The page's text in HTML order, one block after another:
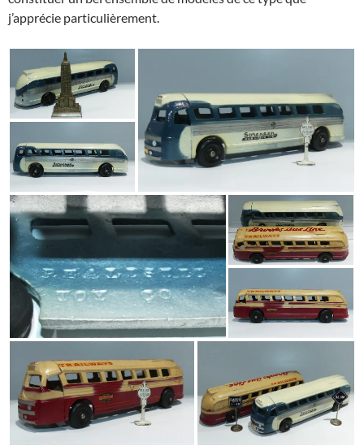
j’apprécie particulièrement.